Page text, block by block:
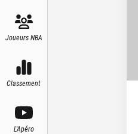
Joueurs NBA
Classement
L'Apéro